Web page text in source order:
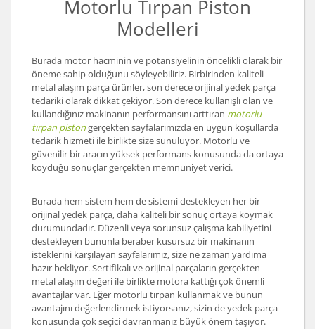
Motorlu Tırpan Piston
Modelleri
Burada motor hacminin ve potansiyelinin öncelikli olarak bir
öneme sahip olduğunu söyleyebiliriz. Birbirinden kaliteli
metal alaşım parça ürünler, son derece orijinal yedek parça
tedariki olarak dikkat çekiyor. Son derece kullanışlı olan ve
kullandığınız makinanın performansını arttıran motorlu
tırpan pistongerçekten sayfalarımızda en uygun koşullarda
tedarik hizmeti ile birlikte size sunuluyor. Motorlu ve
güvenilir bir aracın yüksek performans konusunda da ortaya
koyduğu sonuçlar gerçekten memnuniyet verici.
Burada hem sistem hem de sistemi destekleyen her bir
orijinal yedek parça, daha kaliteli bir sonuç ortaya koymak
durumundadır. Düzenli veya sorunsuz çalışma kabiliyetini
destekleyen bununla beraber kusursuz bir makinanın
isteklerini karşılayan sayfalarımız, size ne zaman yardıma
hazır bekliyor. Sertifikalı ve orijinal parçaların gerçekten
metal alaşım değeri ile birlikte motora kattığı çok önemli
avantajlar var. Eğer motorlu tırpan kullanmak ve bunun
avantajını değerlendirmek istiyorsanız, sizin de yedek parça
konusunda çok seçici davranmanız büyük önem taşıyor.